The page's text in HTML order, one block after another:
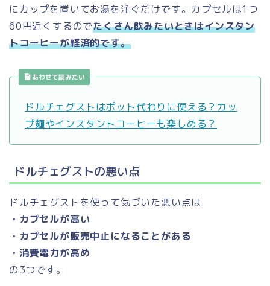
にカップを置いてお湯を注ぐだけです。カプセルは1つ
60円近くするのでたくさん飲みたいときはインスタン
トコーヒーが経済的です。
あわせて読みたい
ドルチェグストはポット代わりに使える？カッ
プ麺やインスタントコーヒーも楽しめる？
ドルチェグストの悪い点
ドルチェグストを使って気づいた悪い点は
・カプセルが高い
・カプセルが販売中止になることがある
・消費電力が高め
の3つです。